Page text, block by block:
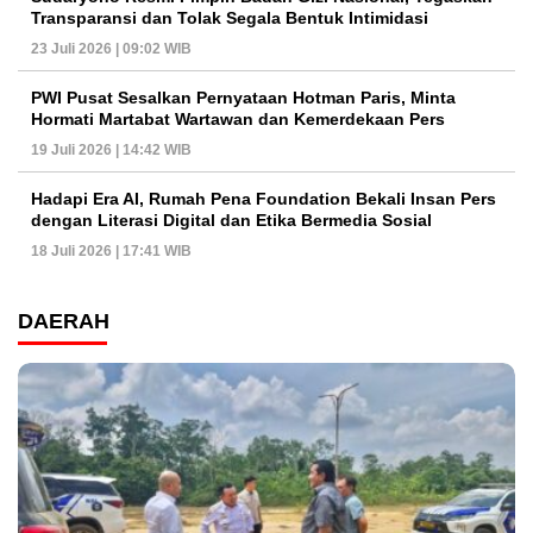
Transparansi dan Tolak Segala Bentuk Intimidasi
23 Juli 2026 | 09:02 WIB
PWI Pusat Sesalkan Pernyataan Hotman Paris, Minta
Hormati Martabat Wartawan dan Kemerdekaan Pers
19 Juli 2026 | 14:42 WIB
Hadapi Era AI, Rumah Pena Foundation Bekali Insan Pers
dengan Literasi Digital dan Etika Bermedia Sosial
18 Juli 2026 | 17:41 WIB
DAERAH